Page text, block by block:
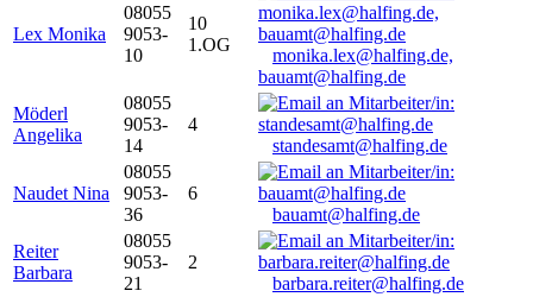
Lex Monika
08055
9053-
10
10
1.OG
monika.lex@halfing.de,
bauamt@halfing.de
Möderl
Angelika
08055
9053-
14
4
standesamt@halfing.de
Naudet Nina
08055
9053-
36
6
bauamt@halfing.de
Reiter
Barbara
08055
9053-
21
2
barbara.reiter@halfing.de